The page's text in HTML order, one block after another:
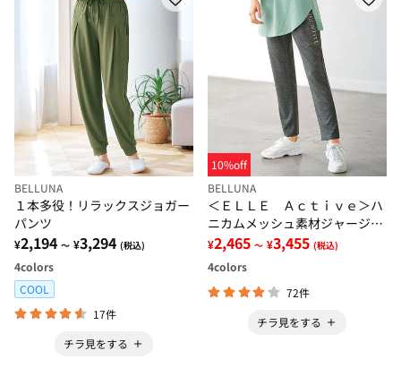
BELLUNA
１本多役！リラックスジョガー
パンツ
¥2,194 ～ ¥3,294 (税込)
4colors
COOL
17件
チラ見をする
10%off
BELLUNA
＜ＥＬＬＥ Ａｃｔｉｖｅ＞ハ
ニカムメッシュ素材ジャージパ
ンツ
¥2,465 ～ ¥3,455 (税込)
4colors
72件
チラ見をする